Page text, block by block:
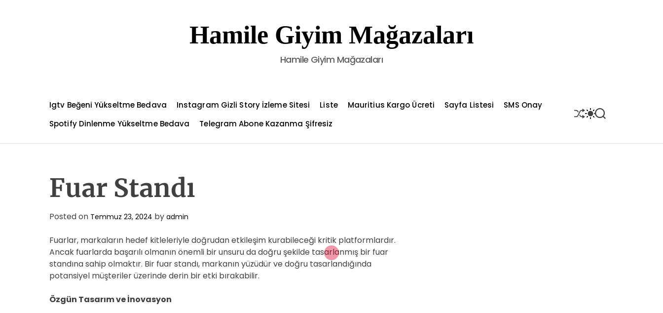
t
Hamile Giyim Mağazaları
Hamile Giyim Mağazaları
Igtv Beğeni Yükseltme Bedava Instagram Gizli Story İzleme Sitesi Liste Mauritius Kargo Ücreti Sayfa Listesi
SMS Onay
Spotify Dinlenme Yükseltme Bedava
Telegram Abone Kazanma Şifresiz
S
H
S
W
S
E
Fuar Standı
Posted on Temmuz 23, 2024 by admin
Fuarlar, markaların hedef kitleleriyle doğrudan etkileşim kurabileceği kritik platformlardır.
Ancak fuarlarda başarılı olmanın önemli bir unsuru da doğru şekilde tasarlanmış bir fuar
standına sahip olmaktır. Bir fuar standı, markanın yüzüdür ve doğru tasarlandığında
potansiyel müşteriler üzerinde derin bir etki bırakabilir.
Özgün Tasarım ve İnovasyon